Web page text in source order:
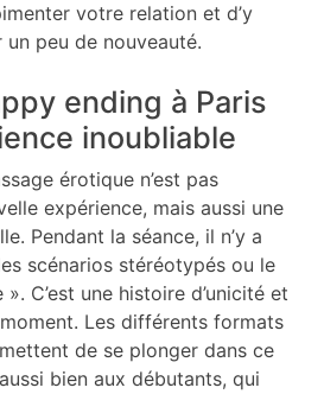
votre relation et d’y
peu de nouveauté.
ending à Paris
inoubliable
érotique n’est pas
expérience, mais aussi une
Pendant la séance, il n’y a
scénarios stéréotypés ou le
C’est une histoire d’unicité et
Les différents formats
de se plonger dans ce
bien aux débutants, qui